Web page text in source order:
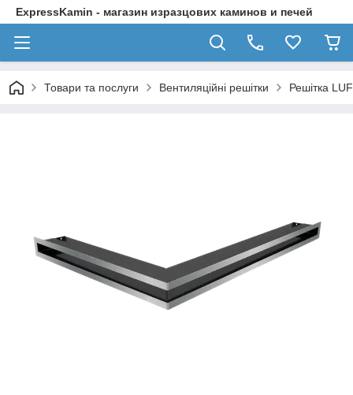
ExpressKamin - магазин изразцових каминов и печей
Товари та послуги Вентиляційні решітки Решітка